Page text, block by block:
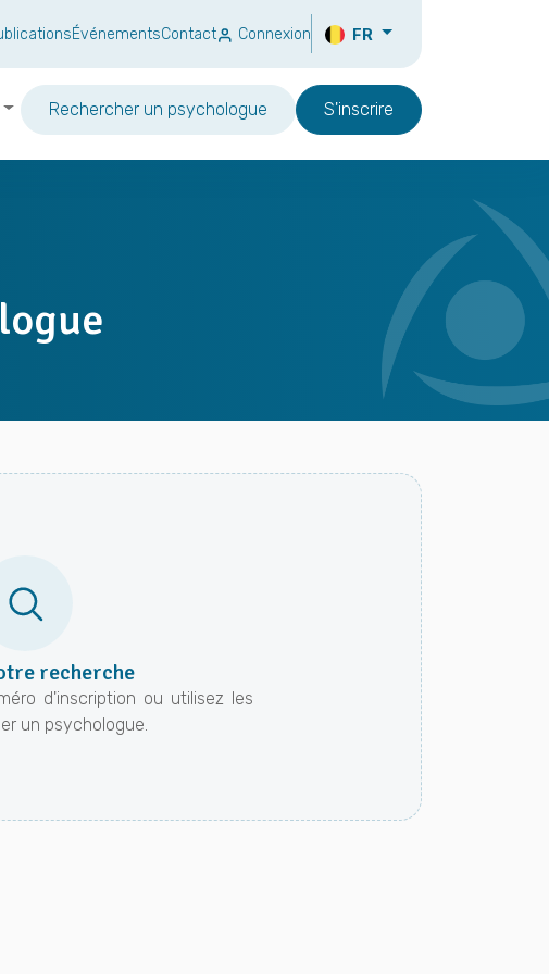
ÉvénementsContact Connexion FR
Rechercher un psychologue S'inscrire
recherche
d'inscription ou utilisez les
un psychologue.